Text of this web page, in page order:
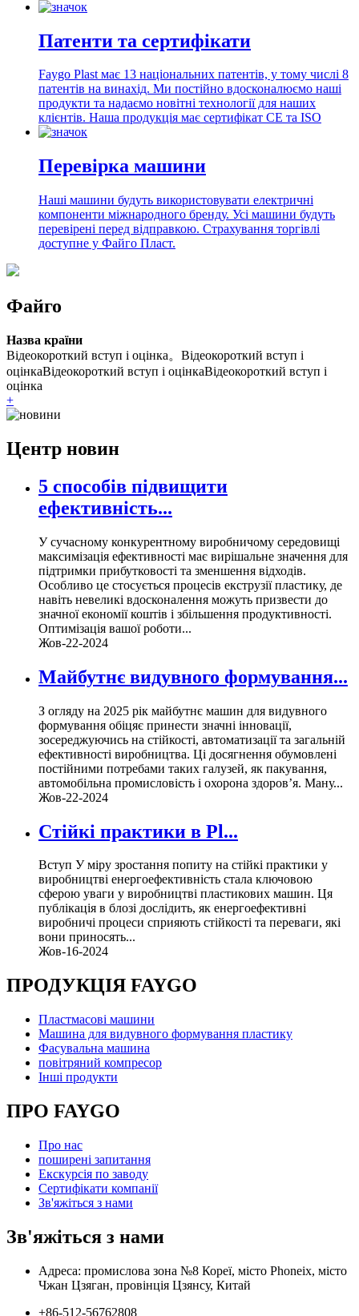
Патенти та сертифікати
Faygo Plast має 13 національних патентів, у тому числі 8
патентів на винахід. Ми постійно вдосконалюємо наші
продукти та надаємо новітні технології для наших
клієнтів. Наша продукція має сертифікат CE та ISO
Перевірка машини
Наші машини будуть використовувати електричні
компоненти міжнародного бренду. Усі машини будуть
перевірені перед відправкою. Страхування торгівлі
доступне у Файго Пласт.
Файго
Назва країни
Відеокороткий вступ і оцінка。Відеокороткий вступ і
оцінкаВідеокороткий вступ і оцінкаВідеокороткий вступ і
оцінка
+
Центр новин
5 способів підвищити
ефективність...
У сучасному конкурентному виробничому середовищі
максимізація ефективності має вирішальне значення для
підтримки прибутковості та зменшення відходів.
Особливо це стосується процесів екструзії пластику, де
навіть невеликі вдосконалення можуть призвести до
значної економії коштів і збільшення продуктивності.
Оптимізація вашої роботи...
Жов-22-2024
Майбутнє видувного формування...
З огляду на 2025 рік майбутнє машин для видувного
формування обіцяє принести значні інновації,
зосереджуючись на стійкості, автоматизації та загальній
ефективності виробництва. Ці досягнення обумовлені
постійними потребами таких галузей, як пакування,
автомобільна промисловість і охорона здоров’я. Ману...
Жов-22-2024
Стійкі практики в Pl...
Вступ У міру зростання попиту на стійкі практики у
виробництві енергоефективність стала ключовою
сферою уваги у виробництві пластикових машин. Ця
публікація в блозі дослідить, як енергоефективні
виробничі процеси сприяють стійкості та переваги, які
вони приносять...
Жов-16-2024
ПРОДУКЦІЯ FAYGO
Пластмасові машини
Машина для видувного формування пластику
Фасувальна машина
повітряний компресор
Інші продукти
ПРО FAYGO
Про нас
поширені запитання
Екскурсія по заводу
Сертифікати компанії
Зв'яжіться з нами
Зв'яжіться з нами
Адреса: промислова зона №8 Кореї, місто Phoneix, місто
Чжан Цзяган, провінція Цзянсу, Китай
+86-512-56762808